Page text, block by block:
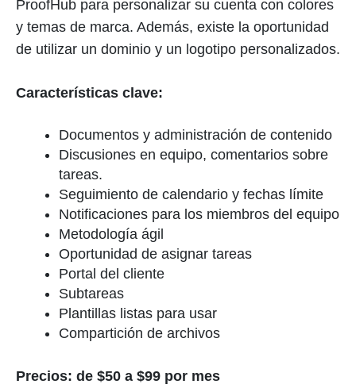
ProofHub para personalizar su cuenta con colores
y temas de marca. Además, existe la oportunidad
de utilizar un dominio y un logotipo personalizados.
Características clave:
Documentos y administración de contenido
Discusiones en equipo, comentarios sobre
tareas.
Seguimiento de calendario y fechas límite
Notificaciones para los miembros del equipo
Metodología ágil
Oportunidad de asignar tareas
Portal del cliente
Subtareas
Plantillas listas para usar
Compartición de archivos
Precios: de $50 a $99 por mes